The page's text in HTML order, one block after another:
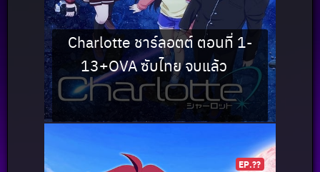
Charlotte ชาร์ลอตต์ ตอนที่ 1-
13+OVA ซับไทย จบแล้ว
EP.??